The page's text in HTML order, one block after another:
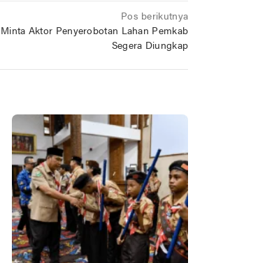
Pos berikutnya
Aktor Penyerobotan Lahan Pemkab
Segera Diungkap